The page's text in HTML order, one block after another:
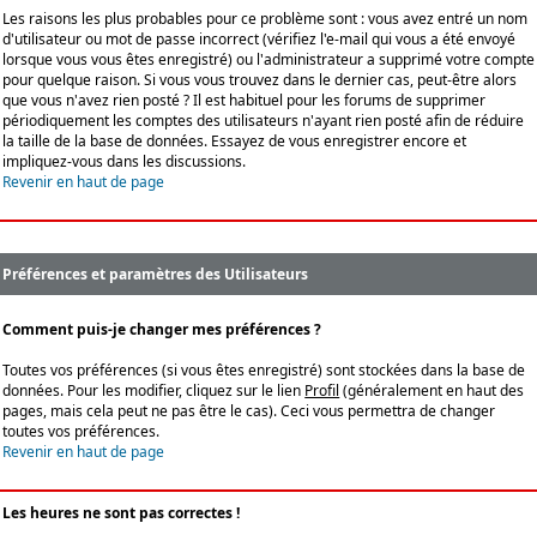
Les raisons les plus probables pour ce problème sont : vous avez entré un nom
d'utilisateur ou mot de passe incorrect (vérifiez l'e-mail qui vous a été envoyé
lorsque vous vous êtes enregistré) ou l'administrateur a supprimé votre compte
pour quelque raison. Si vous vous trouvez dans le dernier cas, peut-être alors
que vous n'avez rien posté ? Il est habituel pour les forums de supprimer
périodiquement les comptes des utilisateurs n'ayant rien posté afin de réduire
la taille de la base de données. Essayez de vous enregistrer encore et
impliquez-vous dans les discussions.
Revenir en haut de page
Préférences et paramètres des Utilisateurs
Comment puis-je changer mes préférences ?
Toutes vos préférences (si vous êtes enregistré) sont stockées dans la base de
données. Pour les modifier, cliquez sur le lien Profil (généralement en haut des
pages, mais cela peut ne pas être le cas). Ceci vous permettra de changer
toutes vos préférences.
Revenir en haut de page
Les heures ne sont pas correctes !